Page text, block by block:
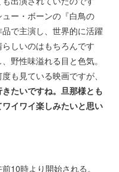
ー・ボーンの『白鳥の
で主演し、世界的に活躍
しいのはもちろんです
野性味溢れる目と色気。
も見ている映画ですが、
たいですね。旦那様とも
イワイ楽しみたいと思い
10時より開始される。